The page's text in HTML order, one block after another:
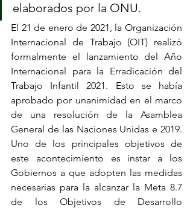
elaborados por la ONU.
El 21 de enero de 2021, la Organización
Internacional de Trabajo (OIT) realizó
formalmente el lanzamiento del Año
Internacional para la Erradicación del
Trabajo Infantil 2021. Esto se había
aprobado por unanimidad en el marco
de una resolución de la Asamblea
General de las Naciones Unidas e 2019.
Uno de los principales objetivos de
este acontecimiento es instar a los
Gobiernos a que adopten las medidas
necesarias para la alcanzar la Meta 8.7
de los Objetivos de Desarrollo